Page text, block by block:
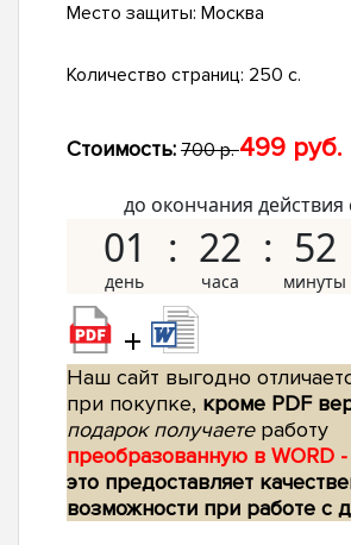
Место защиты: Москва
Количество страниц: 250 с.
Стоимость: 700 р.499 руб.
до окончания действия
01 22 52
+
Наш сайт выгодно
при покупке, кроме PDF
подарок получаетеработу
преобразованную в WORD
это предоставляет
возможности при работе с